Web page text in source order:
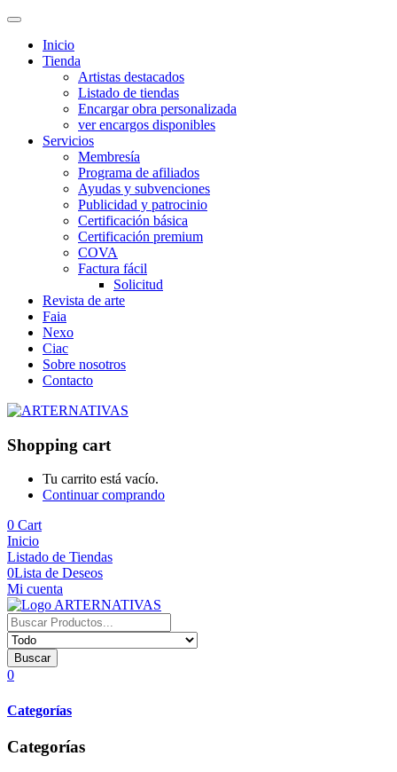
Inicio
Tienda
Artistas destacados
Listado de tiendas
Encargar obra personalizada
ver encargos disponibles
Servicios
Membresía
Programa de afiliados
Ayudas y subvenciones
Publicidad y patrocinio
Certificación básica
Certificación premium
COVA
Factura fácil
Solicitud
Revista de arte
Faia
Nexo
Ciac
Sobre nosotros
Contacto
Shopping cart
Tu carrito está vacío.
Continuar comprando
0 Cart
Inicio
Listado de Tiendas
0Lista de Deseos
Mi cuenta
Buscar
0
Categorías
Categorías